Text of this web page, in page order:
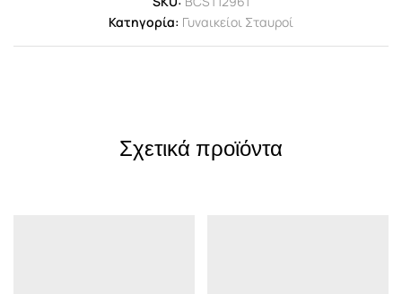
Κατηγορία: Γυναικείοι Σταυροί
Σχετικά προϊόντα